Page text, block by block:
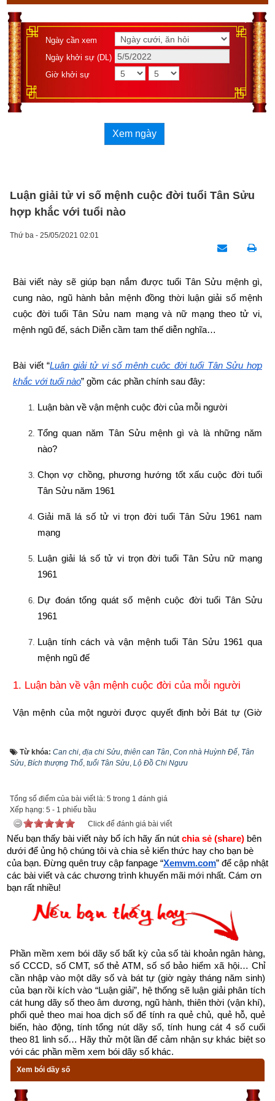
Ngày cần xem
Ngày khởi sự (DL)
Giờ khởi sự
Xem ngày
Luận giải tử vi số mệnh cuộc đời tuổi Tân Sửu
hợp khắc với tuổi nào
Thứ ba - 25/05/2021 02:01
Bài viết này sẽ giúp bạn nắm được tuổi Tân Sửu mệnh gì,
cung nào, ngũ hành bản mệnh đồng thời luận giải số mệnh
cuộc đời tuổi Tân Sửu nam mạng và nữ mạng theo tử vi,
mệnh ngũ đế, sách Diễn cầm tam thế diễn nghĩa…
Bài viết “Luận giải tử vi số mệnh cuộc đời tuổi Tân Sửu hợp
khắc với tuổi nào” gồm các phần chính sau đây:
Luận bàn về vận mệnh cuộc đời của mỗi người
Tổng quan năm Tân Sửu mệnh gì và là những năm
nào?
Chọn vợ chồng, phương hướng tốt xấu cuộc đời tuổi
Tân Sửu năm 1961
Giải mã lá số tử vi trọn đời tuổi Tân Sửu 1961 nam
mạng
Luận giải lá số tử vi trọn đời tuổi Tân Sửu nữ mạng
1961
Dự đoán tổng quát số mệnh cuộc đời tuổi Tân Sửu
1961
Luận tính cách và vận mệnh tuổi Tân Sửu 1961 qua
mệnh ngũ đế
1. Luận bàn về vận mệnh cuộc đời của mỗi người
Vận mệnh của một người được quyết định bởi Bát tự (Giờ
xấu của mỗi người cần phải tổng thể từ sinh vượng suy
coi một trụ nào đó làm chính. Vì vậy quan điểm năm tốt không
bằng tháng tốt, tháng tốt không bằng ngày tốt, ngày tốt không
bằng giờ tốt là phiến diện còn quan niệm năm sinh quyết định
toàn bộ vận mệnh còn người thì lại càng sai lầm hơn nữa.
Vậy hiểu như thế nào mới lại đúng?
Năm sinh trong tứ trụ
như là gốc của cây, là móng của nhà
rễ cắm sâu thì lá xanh, nền rỗng thì nhà đổ, nền kiên cố thì
nhà chắc chắn. Nguồn cạn kiệt thì mệnh tan; nguồn phong
không phải xem xét 3 yếu tố:
Một là phải xem nguyệt lệnh
Hai là xét mối quan hệ tương sinh, tương khắc giữa can và
chi
Ba là xét tới mối quan hệ sinh khắc chế hóa của 3 trụ còn lại
thì mới biết rõ được.
Tháng sinh trong tứ trụ
giống như cành của cây, cành chắc
Từ khóa: Can chi, địa chi Sửu, thiên can Tân, Con nhà Huỳnh Ðế, Tân
Sửu, Bích thượng Thổ, tuổi Tân Sửu, Lộ Đồ Chi Ngưu
Tổng số điểm của bài viết là: 5 trong 1 đánh giá
Xếp hạng: 5 - 1 phiếu bầu
Click để đánh giá bài viết
Nếu bạn thấy bài viết này bổ ích hãy ấn nút chia sẻ (share) bên
dưới để ủng hộ chúng tôi và chia sẻ kiến thức hay cho bạn bè
của bạn. Đừng quên truy cập fanpage “Xemvm.com” để cập nhật
các bài viết và các chương trình khuyến mãi mới nhất. Cám ơn
bạn rất nhiều!
Phần mềm xem bói dãy số bất kỳ của số tài khoản ngân hàng,
số CCCD, số CMT, số thẻ ATM, số sổ bảo hiểm xã hội… Chỉ
cần nhập vào một dãy số và bát tự (giờ ngày tháng năm sinh)
của bạn rồi kích vào “Luận giải”, hệ thống sẽ luận giải phân tích
cát hung dãy số theo âm dương, ngũ hành, thiên thời (vận khí),
phối quẻ theo mai hoa dịch số để tính ra quẻ chủ, quẻ hỗ, quẻ
biến, hào động, tính tổng nút dãy số, tính hung cát 4 số cuối
theo 81 linh số… Hãy thử một lần để cảm nhận sự khác biệt so
với các phần mềm xem bói dãy số khác.
Xem bói dãy số